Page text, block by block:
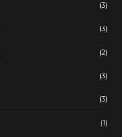
(3)
(3)
(2)
(3)
(3)
(1)